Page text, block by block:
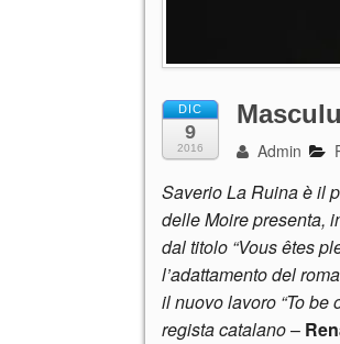
DIC
9
2016 Admin
Saverio La Ruina è il
delle Moire presenta,
dal titolo “Vous êtes
l’adattamento del
il nuovo lavoro “To be
regista catalano–